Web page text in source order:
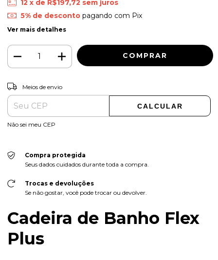
12 x de R$197,72 sem juros
5% de descontopagando com Pix
Ver mais detalhes
Entregas para o CEP:
Meios de envio
CALCULAR
Não sei meu CEP
Compra protegida
Seus dados cuidados durante toda a compra.
Trocas e devoluções
Se não gostar, você pode trocar ou devolver.
Cadeira de Banho Flex
Plus